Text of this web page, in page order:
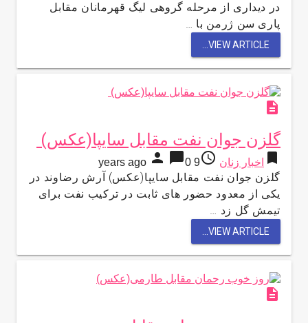
در دیداری از مرحله گروهی لیگ قهرمانان مقابل
پاری سن ژرمن با …
VIEW ARTICLE...
description
گلزن جوان نفت مقابل سایپا(عکس)
bookmark اخبار زنان access_time
9 years ago
person chat_bubble0
گلزن جوان نفت مقابل سایپا(عکس) آرش رضاوند در
یکی از معدود حضور های ثابت در ترکیب نفت برای
تیمش گل زد …
VIEW ARTICLE...
description